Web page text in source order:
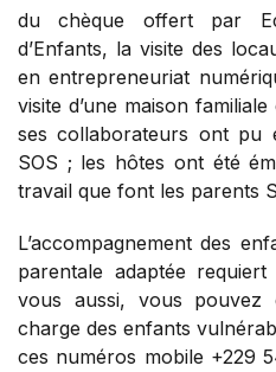
du chèque offert par
d’Enfants, la visite des
en entrepreneuriat
visite d’une maison
ses collaborateurs ont pu
SOS ; les hôtes ont été
travail que font les parents
L’accompagnement des
parentale adaptée
vous aussi, vous
charge des enfants
ces numéros mobile +229